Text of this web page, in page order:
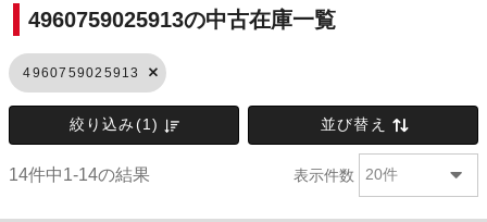
4960759025913の中古在庫一覧
4960759025913
絞り込み(1) 並び替え
14件中1-14の結果 表示件数 20件